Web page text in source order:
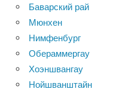
Баварский рай
Мюнхен
Нимфенбург
Обераммергау
Хоэншвангау
Нойшванштайн